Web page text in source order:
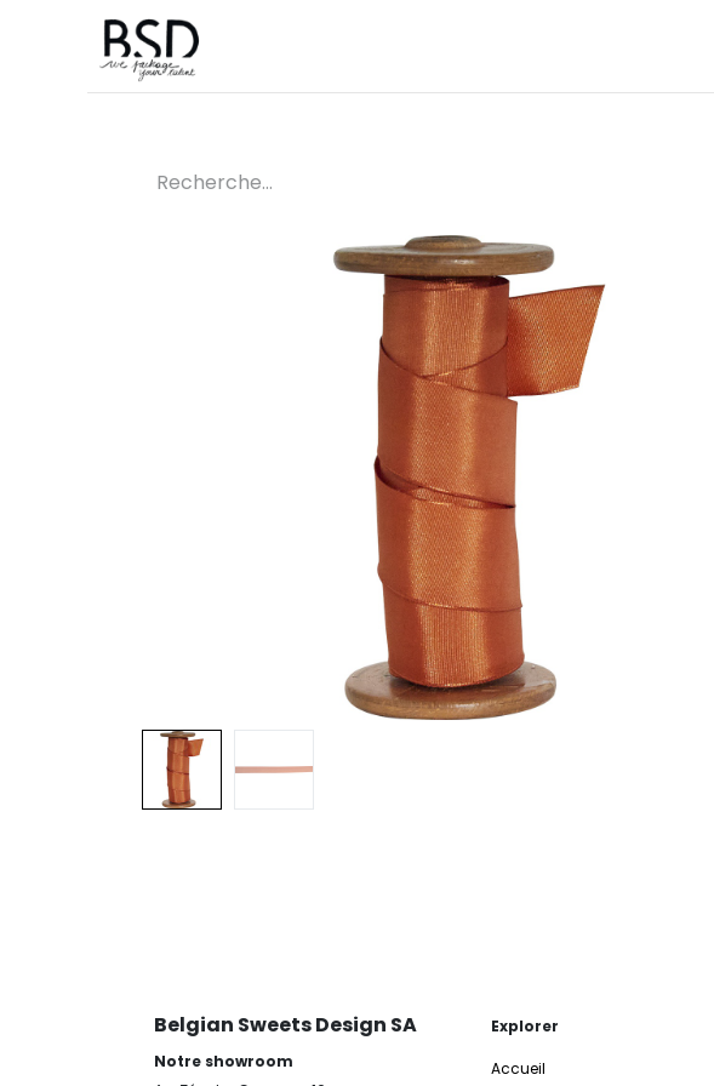
Belgian Sweets Design SA
Notre showroom
Explorer
Accueil